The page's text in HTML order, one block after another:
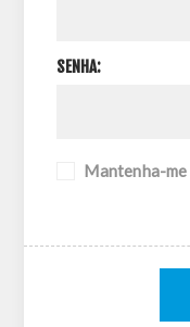
SENHA:
Mantenha-